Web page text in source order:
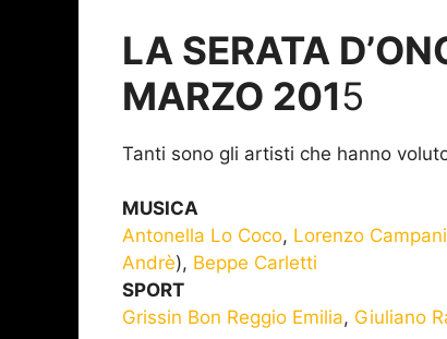
LA SERATA
MARZO 2015
Tanti sono gli artisti che hanno
MUSICA
Antonella Lo Coco, Lorenzo Campani
Andrè), Beppe Carletti
SPORT
Grissin Bon Reggio Emilia, Giuliano